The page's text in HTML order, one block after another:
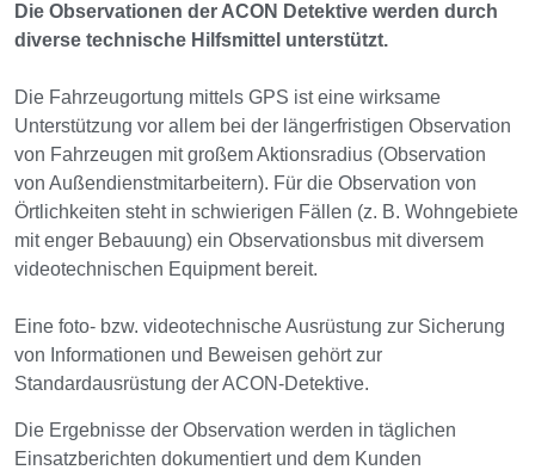
Die Observationen der ACON Detektive werden durch
diverse technische Hilfsmittel unterstützt.
Die Fahrzeugortung mittels GPS ist eine wirksame
Unterstützung vor allem bei der längerfristigen Observation
von Fahrzeugen mit großem Aktionsradius (Observation
von Außendienstmitarbeitern). Für die Observation von
Örtlichkeiten steht in schwierigen Fällen (z. B. Wohngebiete
mit enger Bebauung) ein Observationsbus mit diversem
videotechnischen Equipment bereit.
Eine foto- bzw. videotechnische Ausrüstung zur Sicherung
von Informationen und Beweisen gehört zur
Standardausrüstung der ACON-Detektive.
Die Ergebnisse der Observation werden in täglichen
Einsatzberichten dokumentiert und dem Kunden